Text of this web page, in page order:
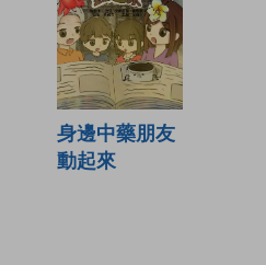
身邊中藥朋友
動起來